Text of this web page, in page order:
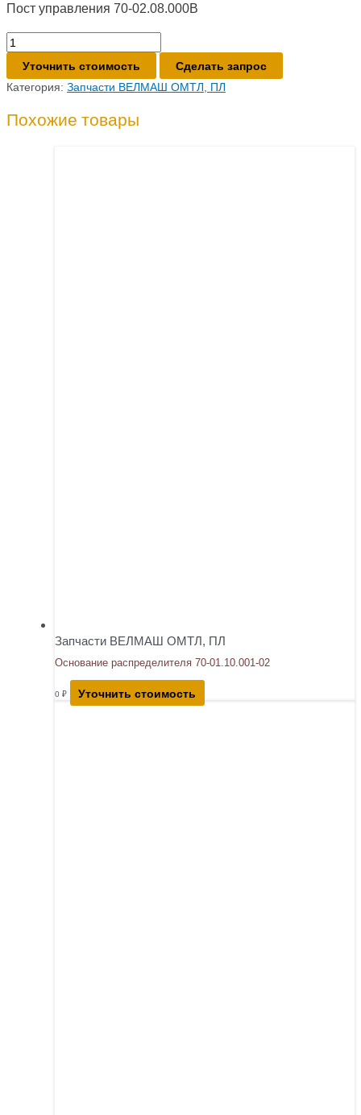
Пост управления 70-02.08.000В
Количество
товара
Пост
управления
02.08.000В
Уточнить стоимость
Сделать запрос
Категория: Запчасти ВЕЛМАШ ОМТЛ, ПЛ
Похожие товары
Запчасти ВЕЛМАШ ОМТЛ, ПЛ
Основание распределителя 70-01.10.001-02
0 ₽ Уточнить стоимость